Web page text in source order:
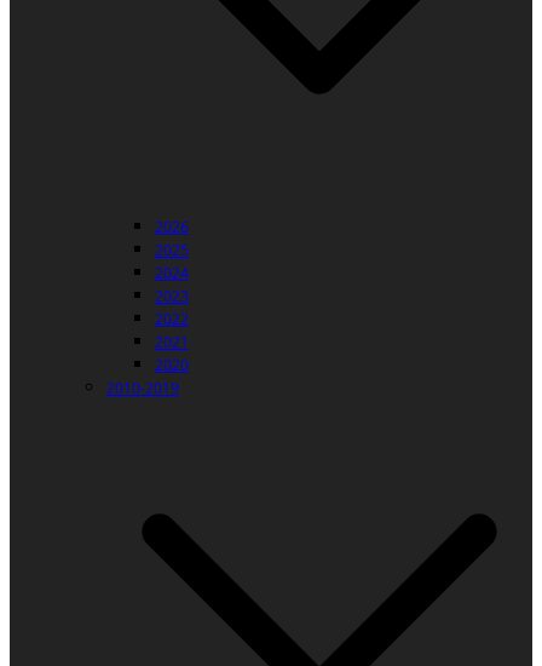
2026
2025
2024
2023
2022
2021
2020
2010-2019